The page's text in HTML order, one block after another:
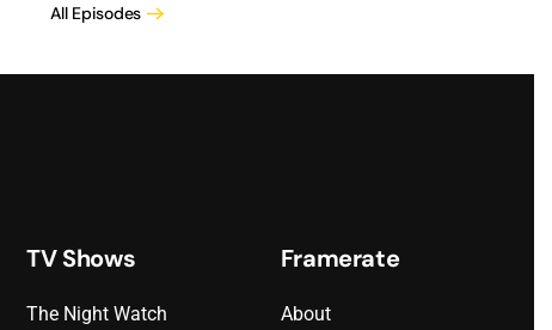
All Episodes
TV Shows
The Night Watch
Framerate
About